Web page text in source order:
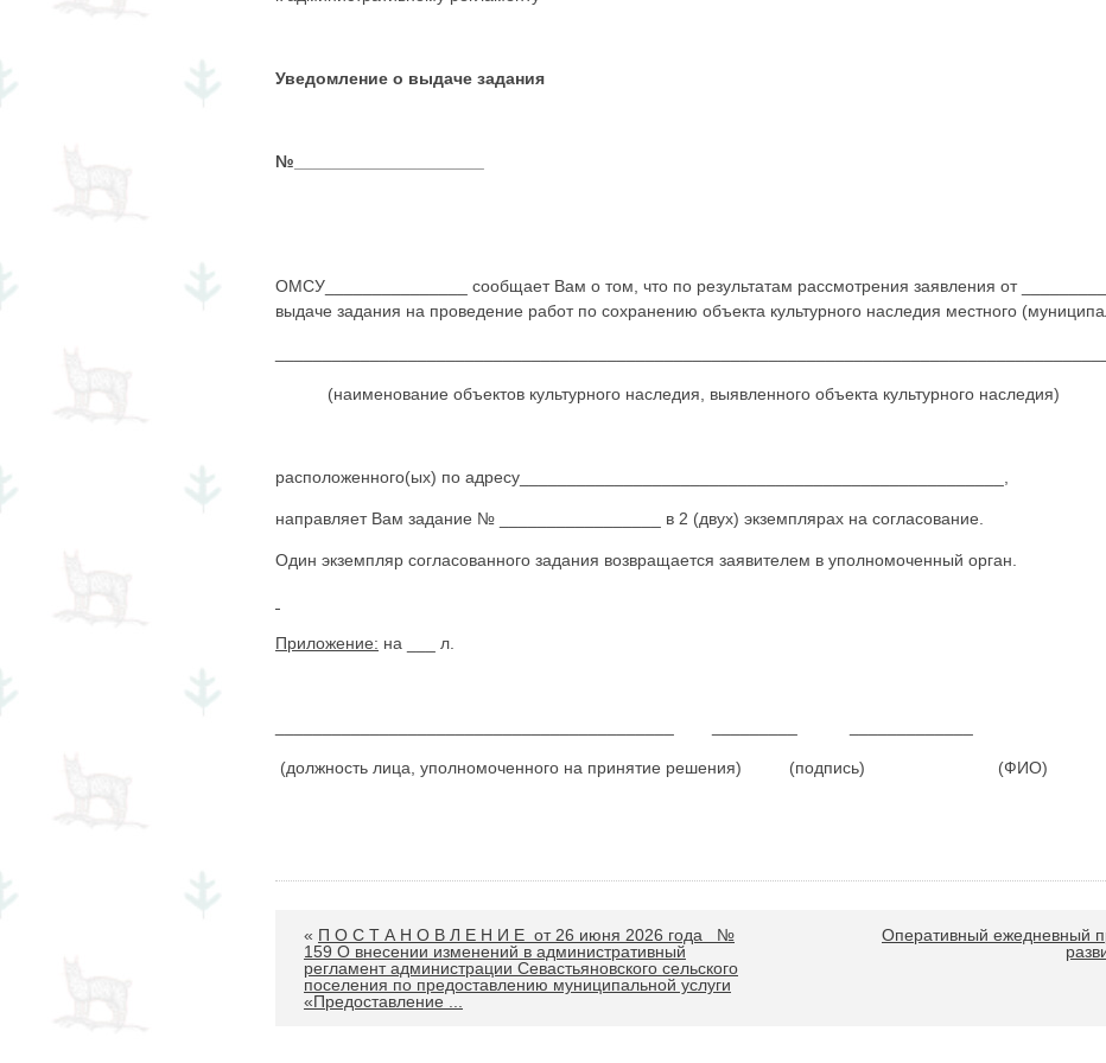
Уведомление о выдаче задания
№____________________
ОМСУ_______________ сообщает Вам о том, что по результатам рассмотрения заявления от
выдаче задания на проведение работ по сохранению объекта культурного наследия местного
(наименование объектов культурного наследия, выявленного объекта культурного наследия)
расположенного(ых) по адресу___________________________________________________,
направляет Вам задание № _________________ в 2 (двух) экземплярах на согласование.
Один экземпляр согласованного задания возвращается заявителем в уполномоченный орган.
Приложение: на ___ л.
(должность лица, уполномоченного на принятие решения) (подпись) (ФИО)
« П О С Т А Н О В Л Е Н И Е от 26 июня 2026 года №
159 О внесении изменений в административный
регламент администрации Севастьяновского сельского
поселения по предоставлению муниципальной услуги
«Предоставление ...
Оперативный ежедневный